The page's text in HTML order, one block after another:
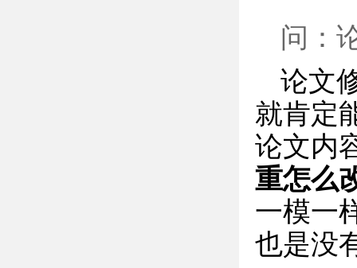
问：
论文
就肯定
论文内
重怎么
一模一
也是没